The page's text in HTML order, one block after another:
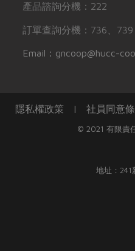
產品諮詢分機：222
訂單查詢分機：736、739
Email：gncoop@hucc-
隱私權政策 | 社員同意
© 2021 有限責
地址：241